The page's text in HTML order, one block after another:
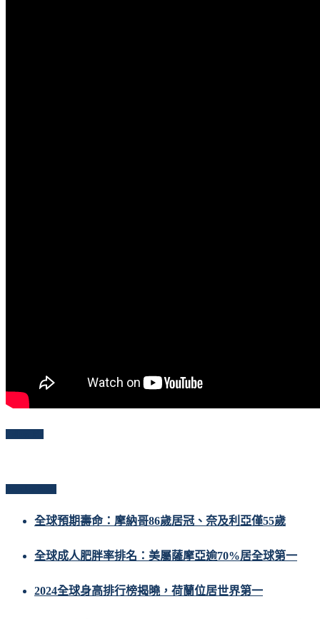
全球預期壽命：摩納哥86歲居冠、奈及利亞僅55歲
全球成人肥胖率排名：美屬薩摩亞逾70%居全球第一
2024全球身高排行榜揭曉，荷蘭位居世界第一